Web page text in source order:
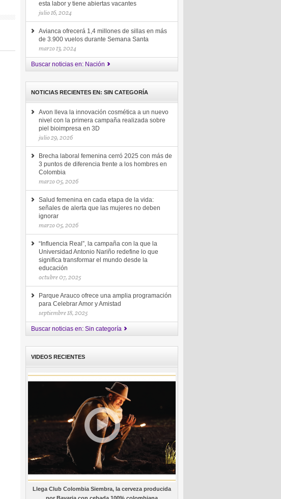
esta labor y tiene abiertas vacantes
julio 16, 2024
Avianca ofrecerá 1,4 millones de sillas en más
de 3.900 vuelos durante Semana Santa
marzo 13, 2024
Buscar noticias en: Nación
NOTICIAS RECIENTES EN: SIN CATEGORÍA
Avon lleva la innovación cosmética a un nuevo
nivel con la primera campaña realizada sobre
piel bioimpresa en 3D
julio 29, 2026
Brecha laboral femenina cerró 2025 con más de
3 puntos de diferencia frente a los hombres en
Colombia
marzo 05, 2026
Salud femenina en cada etapa de la vida:
señales de alerta que las mujeres no deben
ignorar
marzo 05, 2026
“Influencia Real”, la campaña con la que la
Universidad Antonio Nariño redefine lo que
significa transformar el mundo desde la
educación
octubre 07, 2025
Parque Arauco ofrece una amplia programación
para Celebrar Amor y Amistad
septiembre 18, 2025
Buscar noticias en: Sin categoría
VIDEOS RECIENTES
Llega Club Colombia Siembra, la cerveza producida